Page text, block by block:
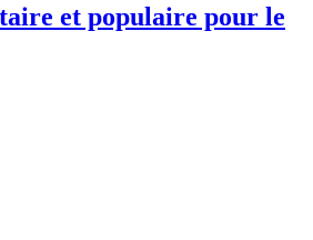
et populaire pour le